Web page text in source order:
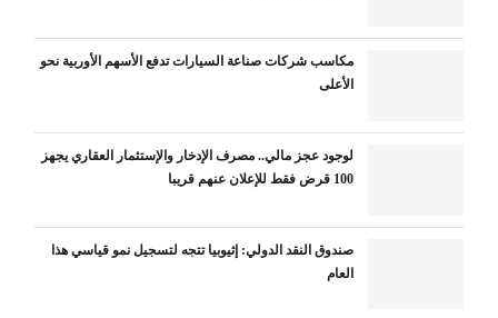
مكاسب شركات صناعة السيارات تدفع الأسهم الأوربية نحو
الأعلى
لوجود عجز مالي.. مصرف الإدخار والإستثمار العقاري يجهز
100 قرض فقط للإعلان عنهم قريبا
صندوق النقد الدولي: إثيوبيا تتجه لتسجيل نمو قياسي هذا
العام